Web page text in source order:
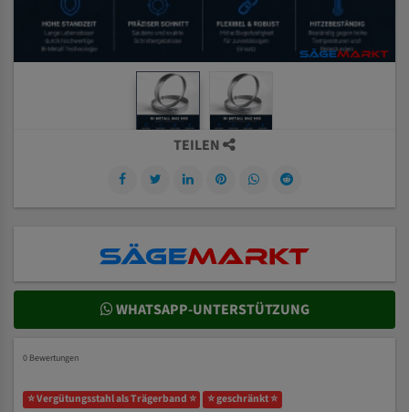
TEILEN
WHATSAPP-UNTERSTÜTZUNG
0 Bewertungen
⭐ Vergütungsstahl als Trägerband ⭐
⭐ geschränkt ⭐